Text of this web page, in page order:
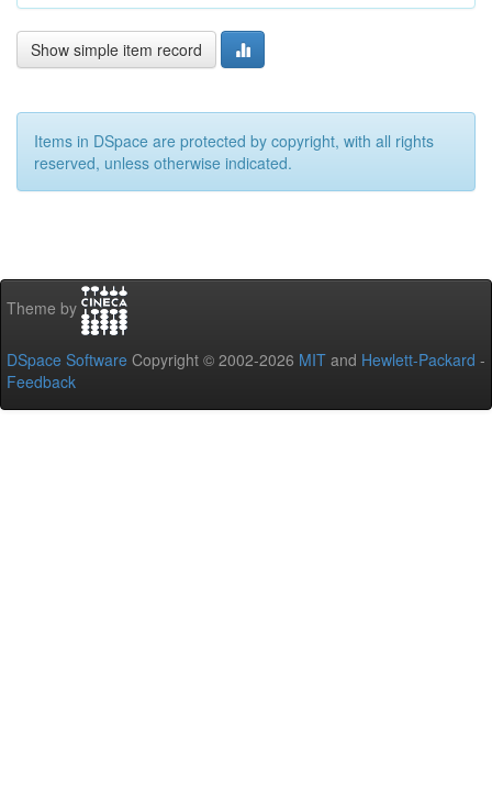
Show simple item record
Items in DSpace are protected by copyright, with all rights
reserved, unless otherwise indicated.
Theme by
DSpace Software Copyright © 2002-2026 MIT and Hewlett-Packard -
Feedback